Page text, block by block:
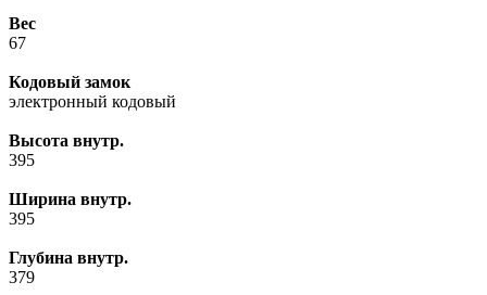
Вес
67
Кодовый замок
электронный кодовый
Высота внутр.
395
Ширина внутр.
395
Глубина внутр.
379